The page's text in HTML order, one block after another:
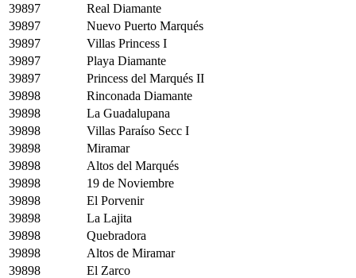
39897
Real Diamante
39897
Nuevo Puerto Marqués
39897
Villas Princess I
39897
Playa Diamante
39897
Princess del Marqués II
39898
Rinconada Diamante
39898
La Guadalupana
39898
Villas Paraíso Secc I
39898
Miramar
39898
Altos del Marqués
39898
19 de Noviembre
39898
El Porvenir
39898
La Lajita
39898
Quebradora
39898
Altos de Miramar
39898
El Zarco